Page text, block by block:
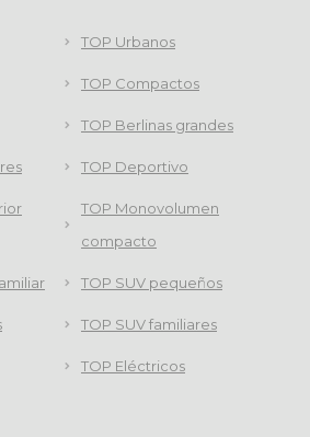
TOP Urbanos
TOP Compactos
TOP Berlinas grandes
TOP Deportivo
TOP Monovolumen
compacto
TOP SUV pequeños
TOP SUV familiares
TOP Eléctricos